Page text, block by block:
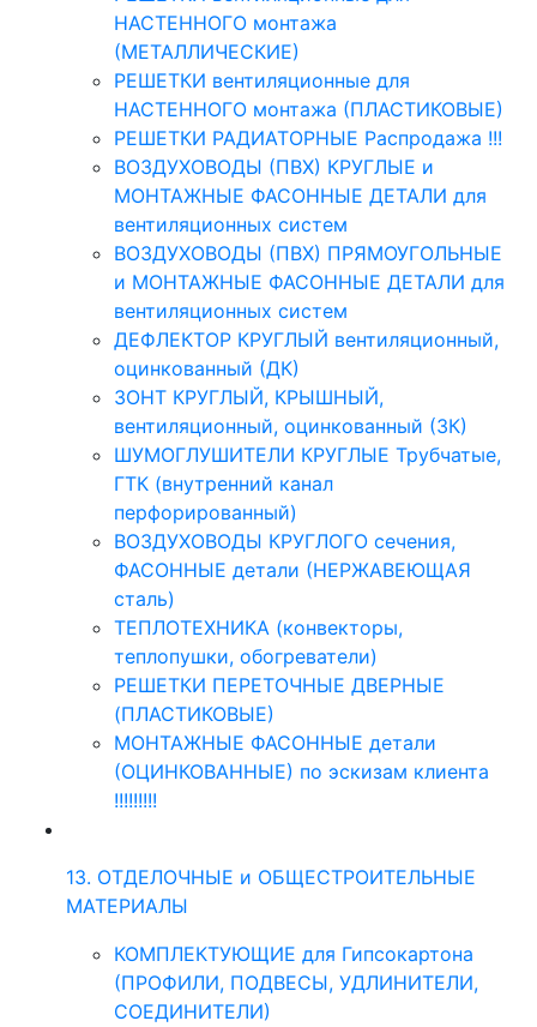
НАСТЕННОГО монтажа
(МЕТАЛЛИЧЕСКИЕ)
РЕШЕТКИ вентиляционные для
НАСТЕННОГО монтажа (ПЛАСТИКОВЫЕ)
РЕШЕТКИ РАДИАТОРНЫЕ Распродажа !!!
ВОЗДУХОВОДЫ (ПВХ) КРУГЛЫЕ и
МОНТАЖНЫЕ ФАСОННЫЕ ДЕТАЛИ для
вентиляционных систем
ВОЗДУХОВОДЫ (ПВХ) ПРЯМОУГОЛЬНЫЕ
и МОНТАЖНЫЕ ФАСОННЫЕ ДЕТАЛИ для
вентиляционных систем
ДЕФЛЕКТОР КРУГЛЫЙ вентиляционный,
оцинкованный (ДК)
ЗОНТ КРУГЛЫЙ, КРЫШНЫЙ,
вентиляционный, оцинкованный (ЗК)
ШУМОГЛУШИТЕЛИ КРУГЛЫЕ Трубчатые,
ГТК (внутренний канал
перфорированный)
ВОЗДУХОВОДЫ КРУГЛОГО сечения,
ФАСОННЫЕ детали (НЕРЖАВЕЮЩАЯ
сталь)
ТЕПЛОТЕХНИКА (конвекторы,
теплопушки, обогреватели)
РЕШЕТКИ ПЕРЕТОЧНЫЕ ДВЕРНЫЕ
(ПЛАСТИКОВЫЕ)
МОНТАЖНЫЕ ФАСОННЫЕ детали
(ОЦИНКОВАННЫЕ) по эскизам клиента
!!!!!!!!!
13. ОТДЕЛОЧНЫЕ и ОБЩЕСТРОИТЕЛЬНЫЕ
МАТЕРИАЛЫ
КОМПЛЕКТУЮЩИЕ для Гипсокартона
(ПРОФИЛИ, ПОДВЕСЫ, УДЛИНИТЕЛИ,
СОЕДИНИТЕЛИ)